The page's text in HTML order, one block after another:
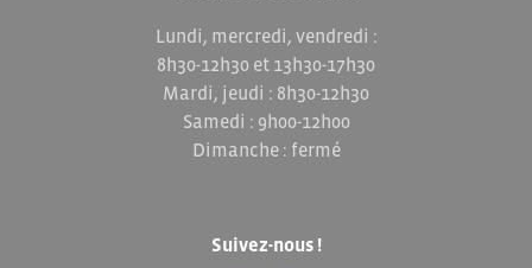
Lundi, mercredi, vendredi :
8h30-12h30 et 13h30-17h30
Mardi, jeudi : 8h30-12h30
Samedi : 9h00-12h00
Dimanche : fermé
Suivez-nous !